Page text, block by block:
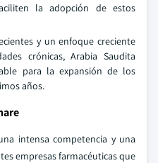
la adopción de estos
y un enfoque creciente
crónicas, Arabia Saudita
para la expansión de los
años.
intensa competencia y una
empresas farmacéuticas que